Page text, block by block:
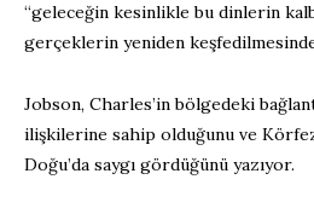
“geleceğin kesinlikle bu dinlerin
gerçeklerin yeniden keşfedilmesinde
Jobson, Charles’in bölgedeki
ilişkilerine sahip olduğunu ve
Doğu’da saygı gördüğünü yazıyor.